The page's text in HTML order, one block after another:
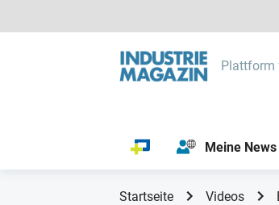
Plattform
Meine News
Startseite Videos